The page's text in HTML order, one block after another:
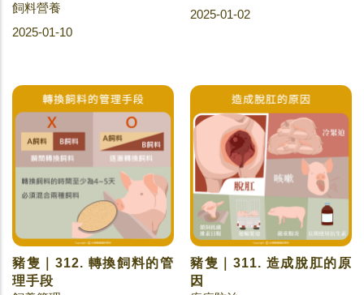
飼料營養
2025-01-10
2025-01-02
豬隻｜312. 轉換飼料的管
理手段
豬隻｜311. 造成脫肛的原
因